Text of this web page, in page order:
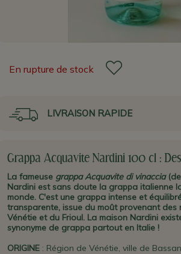
En rupture de stock
LIVRAISON RAPIDE
Grappa Acquavite Nardini 100 cl :
La fameuse grappa Acquavite di vinaccia(de
Nardini est sans doute la grappa italienne
monde. C'est une grappa intense et
transparente, issue du moût provenant des
Vénétie et du Frioul. La maison Nardini
synonyme de grappa partout en Italie !
ORIGINE : Région de Vénétie, ville de